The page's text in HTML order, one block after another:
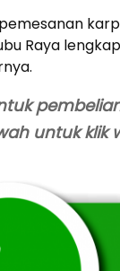
Raya
untuk